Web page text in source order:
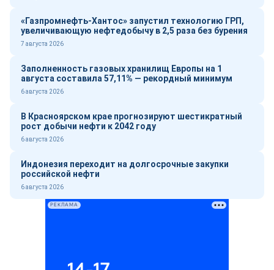
«Газпромнефть-Хантос» запустил технологию ГРП,
увеличивающую нефтедобычу в 2,5 раза без бурения
7 августа 2026
Заполненность газовых хранилищ Европы на 1
августа составила 57,11% — рекордный минимум
6 августа 2026
В Красноярском крае прогнозируют шестикратный
рост добычи нефти к 2042 году
6 августа 2026
Индонезия переходит на долгосрочные закупки
российской нефти
6 августа 2026
РЕКЛАМА